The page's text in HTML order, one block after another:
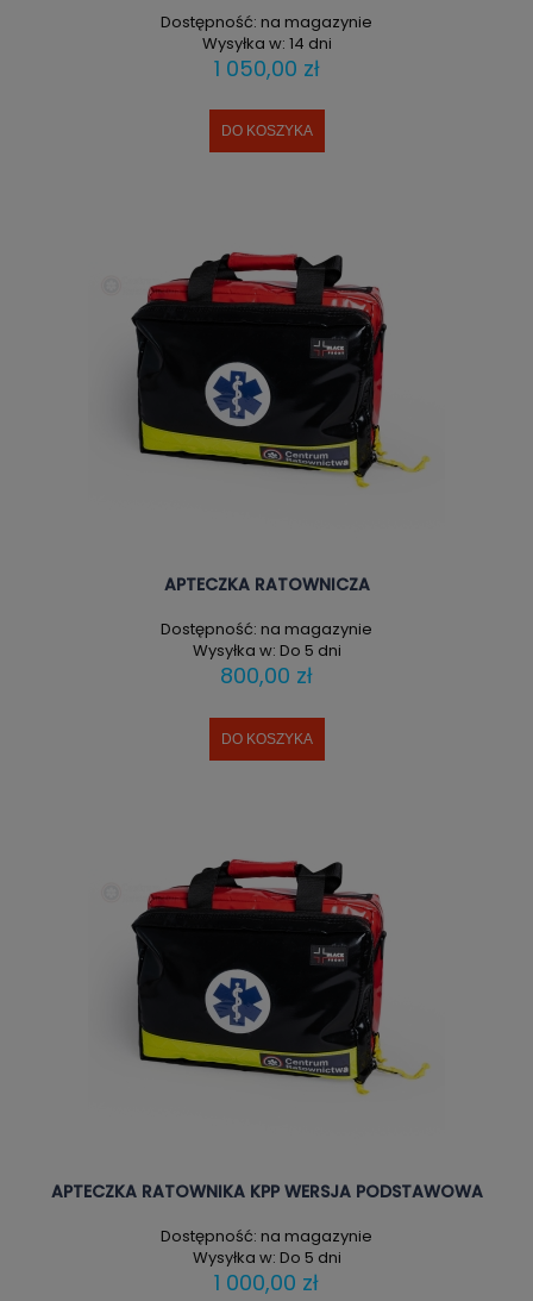
Dostępność: na magazynie
Wysyłka w: 14 dni
1 050,00 zł
DO KOSZYKA
APTECZKA RATOWNICZA
Dostępność: na magazynie
Wysyłka w: Do 5 dni
800,00 zł
DO KOSZYKA
APTECZKA RATOWNIKA KPP WERSJA PODSTAWOWA
Dostępność: na magazynie
Wysyłka w: Do 5 dni
1 000,00 zł